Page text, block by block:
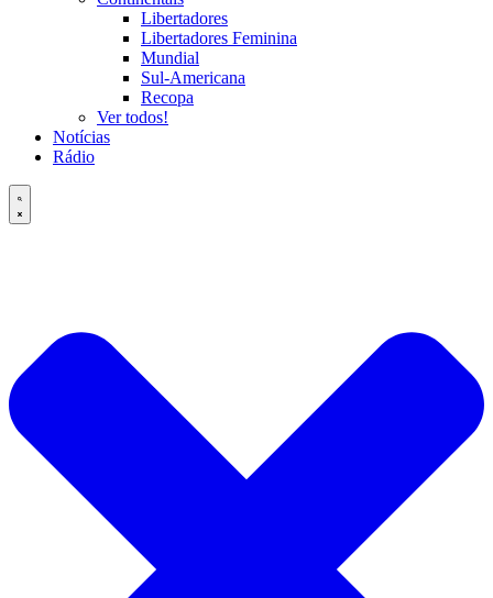
Libertadores
Libertadores Feminina
Mundial
Sul-Americana
Recopa
Ver todos!
Notícias
Rádio